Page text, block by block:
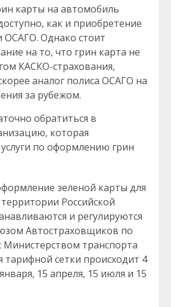
карты на автомобиль
как и приобретение
ОСАГО. Однако стоит
на то, что грин карта не
КАСКО-страхования,
аналог полиса ОСАГО на
за рубежом.
обратиться в
которая
по оформлению грин
зеленой карты для
Российской
и регулируются
Автостраховщиков по
Министерством транспорта
тарифной сетки происходит 4
15 апреля, 15 июля и 15